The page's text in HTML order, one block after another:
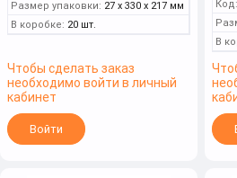
Размер упаковки: 27 x 330 x 217 мм
В коробке: 20 шт.
Чтобы сделать заказ
необходимо войти в личный
кабинет
Войти
Код:
В